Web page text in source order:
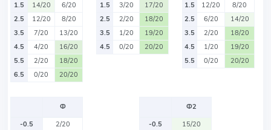
1.5
14/20
6/20
2.5
12/20
8/20
3.5
7/20
13/20
4.5
4/20
16/20
5.5
2/20
18/20
6.5
0/20 20/20
1.5
3/20
17/20
2.5
2/20
18/20
3.5
1/20
19/20
4.5
0/20 20/20
1.5
12/20
8/20
2.5
6/20
14/20
3.5
2/20
18/20
4.5
1/20
19/20
5.5
0/20 20/20
Ф
-0.5
2/20
Ф2
-0.5
15/20